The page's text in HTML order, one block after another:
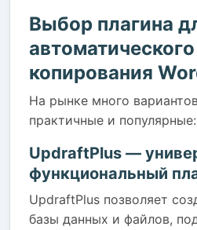
Выбор плагина
копирования
На рынке много
практичные и популярные:
UpdraftPlus —
функциональный
UpdraftPlus позволяет
базы данных и файлов,